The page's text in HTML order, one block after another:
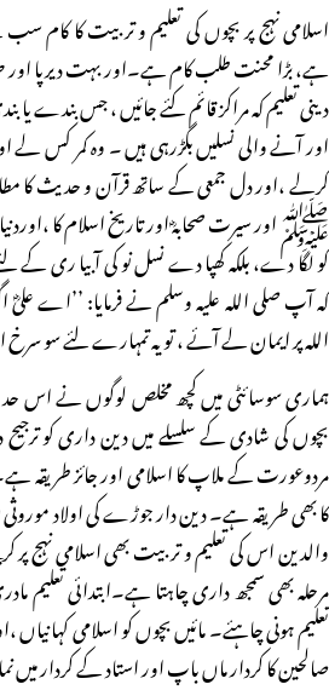
اسلامی نہج پر بچوں کی تعلیم و تربیت کا کام
ہے، بڑا محنت طلب کام ہے۔اور بہت دیرپا اور
دینی تعلیم کہ مراکز قائم کئے جائیں ، جس بندے
اور آنے والی نسلیں بگڑرہی ہیں ۔ وہ کمر کس لے
کرلے ،اور دل جمعی کے ساتھ قرآن و حدیث
ﷺ اور سیرت صحابہؓ اور تاریخ اسلام کا
کو لگا دے، بلکہ کھپا دے نسل نو کی آبیا ری کے
کہ آپ صلی اللہ علیہ وسلم نے فرمایا: ’’اے
اللہ پر ایمان لے آئے ، تو یہ تمہارے لئے سو
ہماری سوسائٹی میں کچھ مخلص لوگوں نے اس
بچوں کی شادی کے سلسلے میں دین داری کو
مردوعورت کے ملاپ کا اسلامی اور جائز طریقہ
کا بھی طریقہ ہے۔ دین دار جوڑے کی اولاد
والدین اس کی تعلیم و تربیت بھی اسلامی نہج پر
مرحلہ بھی سمجھ داری چاہتا ہے۔ابتدائی تعلیم
تعلیم ہونی چاہئے۔ مائیں بچوں کو اسلامی
صالحین کا کردار ماں باپ اور استاد کے کردار میں